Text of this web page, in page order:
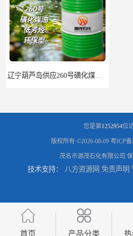
您是第1252954位
版权所有 ©2026-08-09 粤ICP备
茂名市源茂石化有限公司
技术支持： 八方资源网 免责声明
首页 产品分类